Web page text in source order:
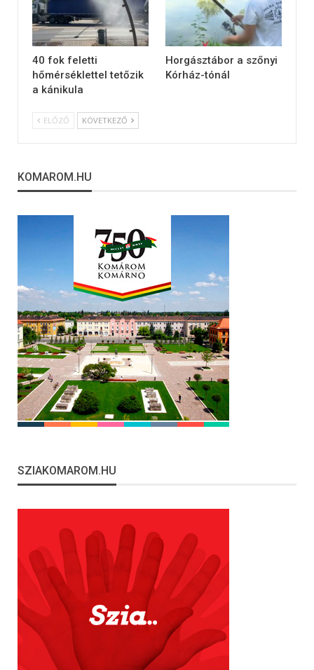
40 fok feletti
hőmérséklettel tetőzik
a kánikula
Horgásztábor a szőnyi
Kórház-tónál
ELŐZŐ KÖVETKEZŐ
KOMAROM.HU
SZIAKOMAROM.HU